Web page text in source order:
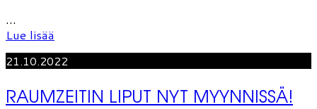
...
Lue lisää
21.10.2022
RAUMZEITIN LIPUT NYT MYYNNISSÄ!